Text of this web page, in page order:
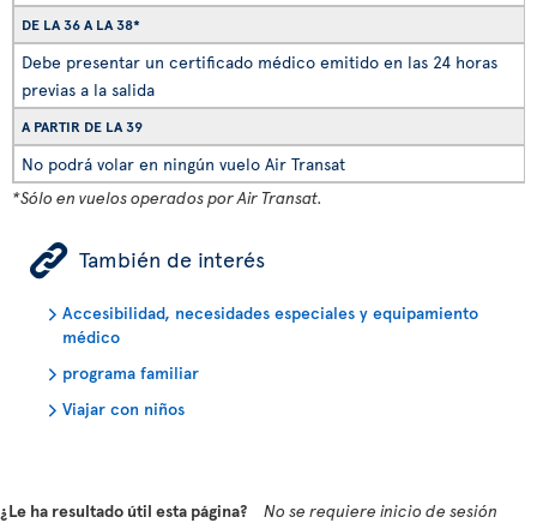
DE LA 36 A LA 38*
Debe presentar un certificado médico emitido en las 24 horas
previas a la salida
A PARTIR DE LA 39
No podrá volar en ningún vuelo Air Transat
*Sólo en vuelos operados por Air Transat.
ÿ También de interés
Accesibilidad, necesidades especiales y equipamiento
médico
programa familiar
Viajar con niños
¿Le ha resultado útil esta página?
No se requiere inicio de sesión